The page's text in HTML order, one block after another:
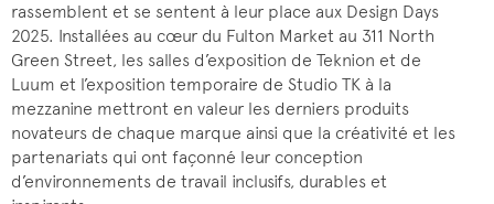
rassemblent et se sentent à leur place aux Design Days
2025. Installées au cœur du Fulton Market au 311 North
Green Street, les salles d’exposition de Teknion et de
Luum et l’exposition temporaire de Studio TK à la
mezzanine mettront en valeur les derniers produits
novateurs de chaque marque ainsi que la créativité et les
partenariats qui ont façonné leur conception
d’environnements de travail inclusifs, durables et